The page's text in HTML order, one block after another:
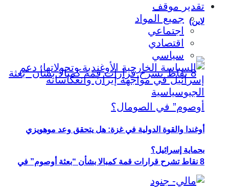
لاين)
8 نقاط تشرح قرارات قمة كمبالا بشأن “بعثة أوصوم” في
تقدير موقف
جميع المواد
اجتماعي
اقتصادي
سياسي
أوغندا والقوة الدولية في غزة: هل يتحقق وعد موهويزي
بحماية إسرائيل؟